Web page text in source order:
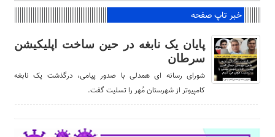
خبر تاپ صفحه
پایان یک نابغه در حین ساخت اپلیکیشن
سرطان
شورای رسانه ای همدلی با صدور پیامی، درگذشت یک نابغه
کامپیوتر از شهرستان مُهر را تسلیت گفت.